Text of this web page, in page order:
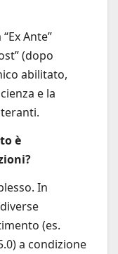
Ante”
(dopo
abilitato,
e la
è
In
(es.
a condizione